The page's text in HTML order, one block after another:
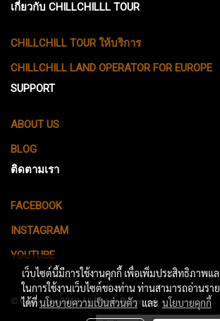
เกี่ยวกับ CHILLCHILLL TOUR
CHILLCHILL TOUR ให้บริการ
CHILLCHILL LAND OPERATOR FOR EUROPE
SUPPORT
ABOUT US
BLOG
ติดตามเรา
FACEBOOK
INSTAGRAM
YOUTUBE
© Copyright 2018 All Rights Reserved.
เว็บไซต์นี้มีการใช้งานคุกกี้ เพื่อเพิ่มประสิทธิภาพ
ในการใช้งานเว็บไซต์ของท่าน ท่านสามารถอ่านรา
ได้ที่นโยบายความเป็นส่วนตัวและ นโยบายคุกกี้